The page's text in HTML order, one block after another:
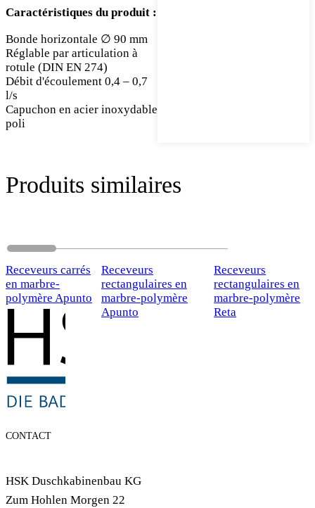
Caractéristiques du produit :
Bonde horizontale ∅ 90 mm
Réglable par articulation à
rotule (DIN EN 274)
Débit d'écoulement 0,4 – 0,7
l/s
Capuchon en acier inoxydable
poli
Produits similaires
Receveurs carrés
en marbre-
polymère Apunto
Receveurs
rectangulaires en
marbre-polymère
Apunto
Receveurs
rectangulaires en
marbre-polymère
Reta
CONTACT
HSK Duschkabinenbau KG
Zum Hohlen Morgen 22